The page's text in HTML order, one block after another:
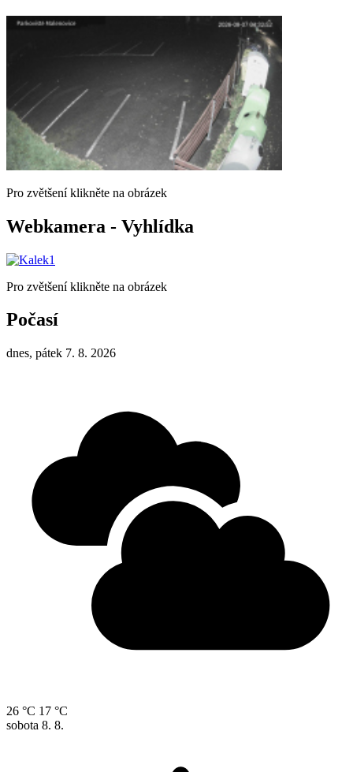
Pro zvětšení klikněte na obrázek
Webkamera - Vyhlídka
Pro zvětšení klikněte na obrázek
Počasí
dnes, pátek 7. 8. 2026
26 °C 17 °C
sobota 8. 8.